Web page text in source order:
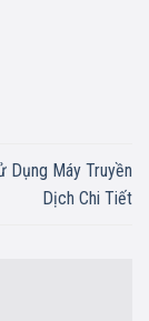
Dụng Máy Truyền
Dịch Chi Tiết